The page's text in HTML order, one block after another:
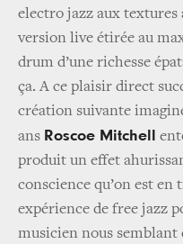
electro jazz aux textures
version live étirée au
drum d’une richesse
ça. A ce plaisir direct
création suivante
ans Roscoe Mitchell
produit un effet
conscience qu’on est
expérience de free jazz
musicien nous semblant